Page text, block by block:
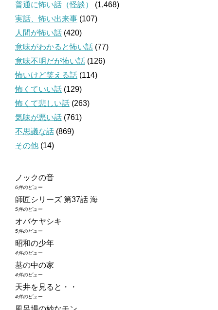
普通に怖い話（怪談）
(1,468)
実話、怖い出来事 (107)
人間が怖い話 (420)
意味がわかると怖い話 (77)
意味不明だが怖い話 (126)
怖いけど笑える話 (114)
怖くていい話 (129)
怖くて悲しい話 (263)
気味が悪い話 (761)
不思議な話 (869)
その他 (14)
ノックの音
6件のビュー
師匠シリーズ 第37話 海
5件のビュー
オバケヤシキ
5件のビュー
昭和の少年
4件のビュー
墓の中の家
4件のビュー
天井を見ると・・
4件のビュー